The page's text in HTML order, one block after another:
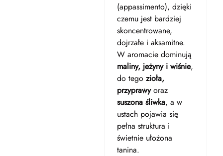
(appassimento), dzięki
czemu jest bardziej
skoncentrowane,
dojrzałe i aksamitne.
W aromacie dominują
maliny, jeżyny i wiśnie,
do tego zioła,
przyprawyoraz
suszona śliwka, a w
ustach pojawia się
pełna struktura i
świetnie ułożona
tanina.